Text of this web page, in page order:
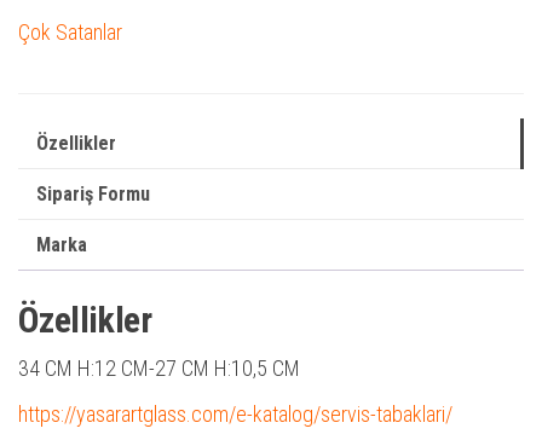
Çok Satanlar
Özellikler
Sipariş Formu
Marka
Özellikler
34 CM H:12 CM-27 CM H:10,5 CM
https://yasarartglass.com/e-katalog/servis-tabaklari/